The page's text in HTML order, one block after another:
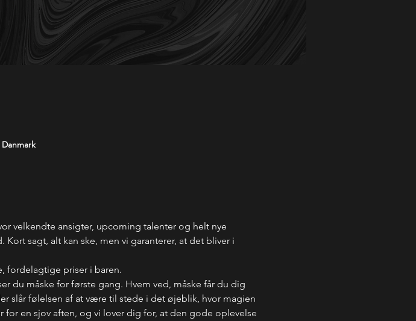
velkendte ansigter, upcoming talenter og helt nye
sagt, alt kan ske, men vi garanterer, at det bliver i
fordelagtige priser i baren.
du måske for første gang. Hvem ved, måske får du dig
slår følelsen af at være til stede i det øjeblik, hvor magien
en sjov aften, og vi lover dig for, at den gode oplevelse